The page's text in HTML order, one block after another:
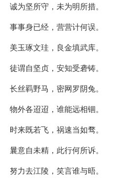
诚为坚所守，未为明所措。
事事身已经，营营计何误。
美玉琢文珪，良金填武库。
徒谓自坚贞，安知受砻铸。
长丝羁野马，密网罗阴兔。
物外各迢迢，谁能远相锢。
时来既若飞，祸速当如骛。
曩意自未精，此行何所诉。
努力去江陵，笑言谁与晤。